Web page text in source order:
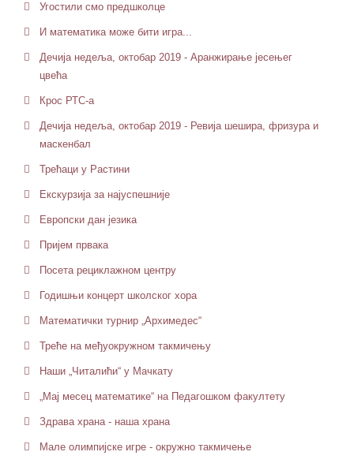
Угостили смо предшколце
И математика може бити игра...
Дечија недеља, октобар 2019 - Аранжирање јесењег
цвећа
Крос РТС-а
Дечија недеља, октобар 2019 - Ревија шешира, фризура и
маскенбал
Трећаци у Растини
Екскурзија за најуспешније
Европски дан језика
Пријем првака
Посета рециклажном центру
Годишњи концерт школског хора
Математички турнир „Архимедес“
Треће на међуокружном такмичењу
Наши „Читалићи“ у Мачкату
„Мај месец математике“ на Педагошком факултету
Здрава храна - наша храна
Мале олимпијске игре - окружно такмичење